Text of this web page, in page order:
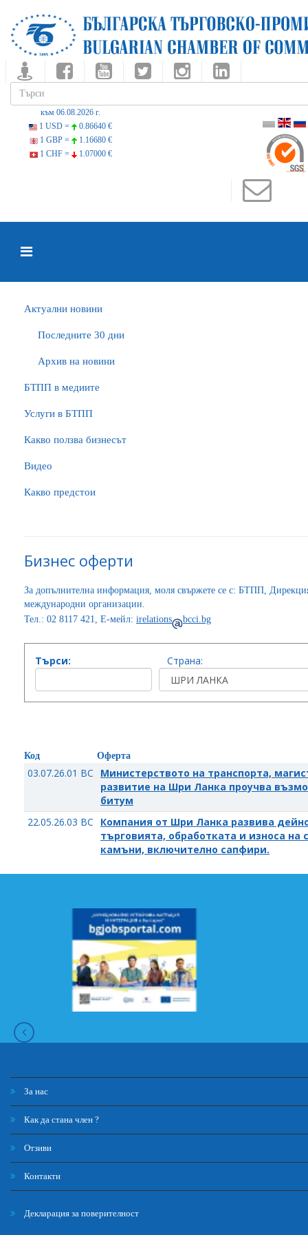
към 06.08.2026 г.
1 USD =
0.86640 €
1 GBP =
1.16680 €
1 CHF =
1.07000 €
Актуални новини
Последните 30 дни
Архив на новини
БTПП в медиите
Услуги в БТПП
Какво ползва бизнесът
Видео
Какво предстои
Бизнес оферти
За допълнителна информация, моля свържете се с: БТПП,
международни организации.
Тел.: 02 8117 421, Е-мейл: irelations bcci.bg
Търси: Страна:
Код Оферта
03.07.26.01 BC
Министерството на транспорта,
развитие на Шри Ланка проучва
битум
22.05.26.03 BC
Компания от Шри Ланка развива
търговията, обработката и износа на
камъни, включително сапфири.
За нас
Как да стана член ?
Отзиви
Контакти
Декларация за поверителност